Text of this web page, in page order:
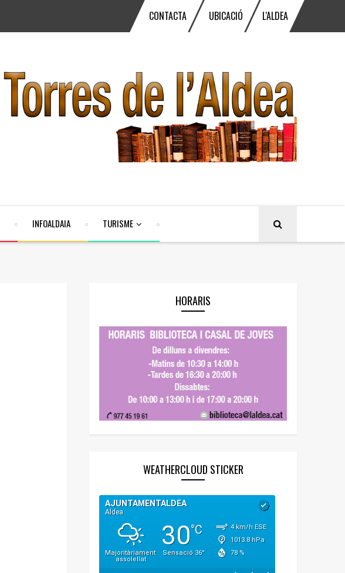
CONTACTA UBICACIÓ L'ALDEA
INFOALDAIA TURISME
HORARIS
WEATHERCLOUD STICKER